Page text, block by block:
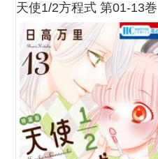
天使1/2方程式 第01-13巻